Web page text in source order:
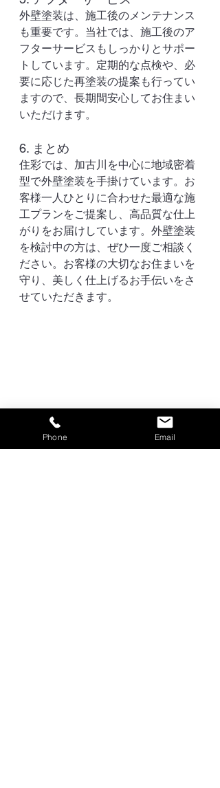
外壁塗装は、施工後のメンテナンス
も重要です。当社では、施工後のア
フターサービスもしっかりとサポー
トしています。定期的な点検や、必
要に応じた再塗装の提案も行ってい
ますので、長期間安心してお住まい
いただけます。
6. まとめ
住彩では、加古川を中心に地域密着
型で外壁塗装を手掛けています。お
客様一人ひとりに合わせた最適な施
工プランをご提案し、高品質な仕上
がりをお届けしています。外壁塗装
を検討中の方は、ぜひ一度ご相談く
ださい。お客様の大切なお住まいを
守り、美しく仕上げるお手伝いをさ
せていただきます。
Phone Email